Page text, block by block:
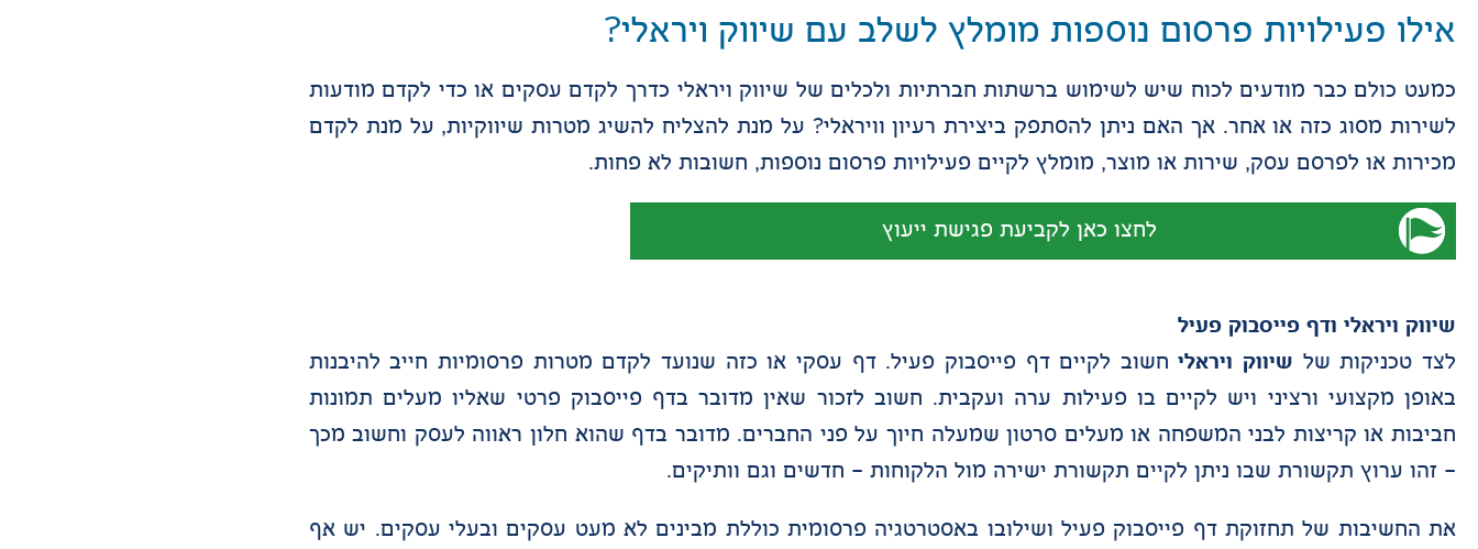
אילו פעילויות פרסום נוספות מומלץ לשלב עם שיווק ויראלי?
כמעט כולם כבר מודעים לכוח שיש לשימוש ברשתות חברתיות ולכלים של שיווק ויראלי כדרך לקדם עסקים או כדי לקדם מודעות
לשירות מסוג כזה או אחר. אך האם ניתן להסתפק ביצירת רעיון וויראלי? על מנת להצליח להשיג מטרות שיווקיות, על מנת לקדם
מכירות או לפרסם עסק, שירות או מוצר, מומלץ לקיים פעילויות פרסום נוספות, חשובות לא פחות.
לחצו כאן לקביעת פגישת ייעוץ
שיווק ויראלי ודף פייסבוק פעיל
לצד טכניקות של שיווק ויראליחשוב לקיים דף פייסבוק פעיל. דף עסקי או כזה שנועד לקדם מטרות פרסומיות חייב להיבנות
באופן מקצועי ורציני ויש לקיים בו פעילות ערה ועקבית. חשוב לזכור שאין מדובר בדף פייסבוק פרטי שאליו מעלים תמונות
חביבות או קריצות לבני המשפחה או מעלים סרטון שמעלה חיוך על פני החברים. מדובר בדף שהוא חלון ראווה לעסק וחשוב מכך
– זהו ערוץ תקשורת שבו ניתן לקיים תקשורת ישירה מול הלקוחות – חדשים וגם וותיקים.
את החשיבות של תחזוקת דף פייסבוק פעיל ושילובו באסטרטגיה פרסומית כוללת מבינים לא מעט עסקים ובעלי עסקים. יש אף